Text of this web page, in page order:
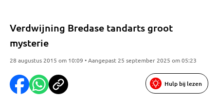
Verdwijning Bredase tandarts groot
mysterie
28 augustus 2015 om 10:09 • Aangepast 25 september 2025 om 05:23
Hulp bij lezen